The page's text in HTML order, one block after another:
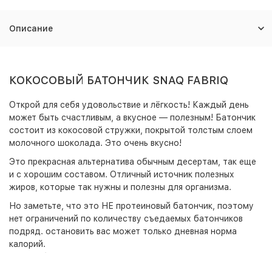
Описание
КОКОСОВЫЙ БАТОНЧИК SNAQ FABRIQ
Открой для себя удовольствие и лёгкость! Каждый день
может быть счастливым, а вкусное — полезным! Батончик
состоит из кокосовой стружки, покрытой толстым слоем
молочного шоколада. Это очень вкусно!
Это прекрасная альтернатива обычным десертам, так еще
и с хорошим составом. Отличный источник полезных
жиров, которые так нужны и полезны для организма.
Но заметьте, что это НЕ протеиновый батончик, поэтому
нет ограничений по количеству съедаемых батончиков
подряд. остановить вас может только дневная норма
калорий.